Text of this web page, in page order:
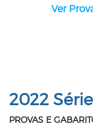
Ver
2022 Série
PROVAS E